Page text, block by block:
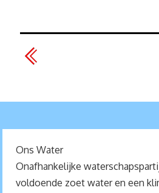
Ons Water
Onafhankelijke
voldoende zoet water en een